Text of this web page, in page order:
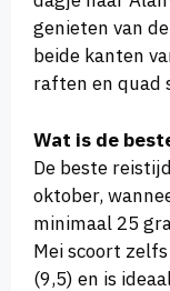
genieten van
beide kanten
raften en quad
Wat is de
De beste
oktober,
minimaal 25
Mei scoort
(9,5) en is